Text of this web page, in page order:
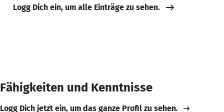
Logg Dich ein, um alle Einträge zu sehen.
Fähigkeiten und Kenntnisse
Logg Dich jetzt ein, um das ganze Profil zu sehen.